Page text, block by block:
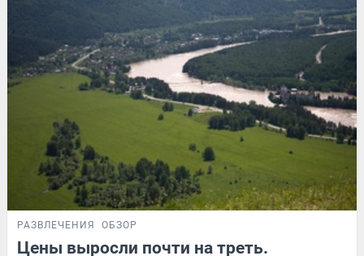
РАЗВЛЕЧЕНИЯ ОБЗОР
Цены выросли почти на треть.